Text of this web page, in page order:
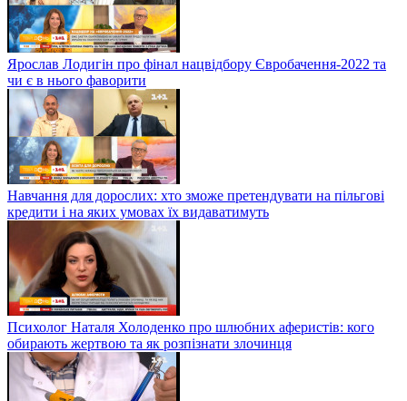
Ярослав Лодигін про фінал нацвідбору Євробачення-2022 та
чи є в нього фаворити
Навчання для дорослих: хто зможе претендувати на пільгові
кредити і на яких умовах їх видаватимуть
Психолог Наталя Холоденко про шлюбних аферистів: кого
обирають жертвою та як розпізнати злочинця